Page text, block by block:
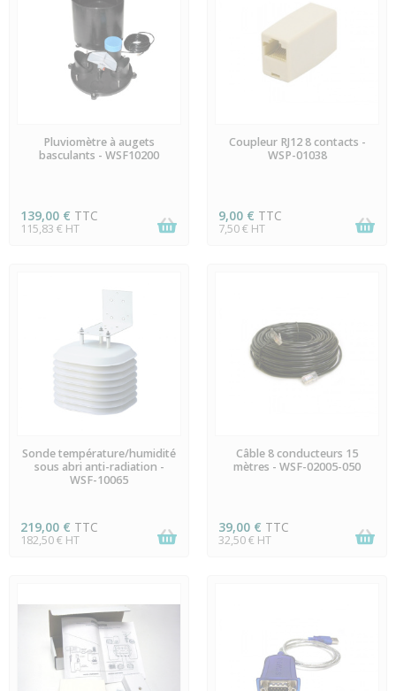
DERNIERS ARTICLES EN
STOCK
Pluviomètre à augets
basculants - WSF10200
139,00 € TTC
115,83 € HT
EN STOCK
Coupleur RJ12 8 contacts -
WSP-01038
9,00 € TTC
7,50 € HT
DERNIERS ARTICLES EN
STOCK
Sonde température/humidité
sous abri anti-radiation -
WSF-10065
219,00 € TTC
182,50 € HT
EN STOCK
Câble 8 conducteurs 15
mètres - WSF-02005-050
39,00 € TTC
32,50 € HT